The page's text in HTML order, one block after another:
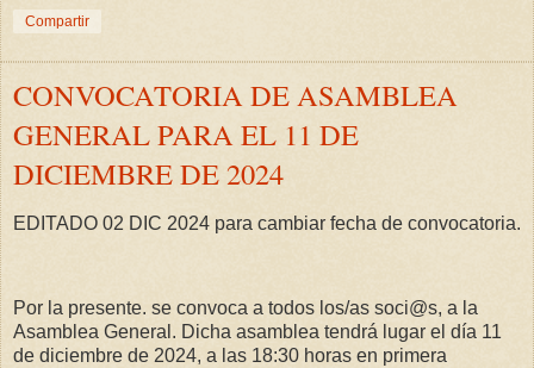
Compartir
CONVOCATORIA DE ASAMBLEA
GENERAL PARA EL 11 DE
DICIEMBRE DE 2024
EDITADO 02 DIC 2024 para cambiar fecha de convocatoria.
Por la presente. se convoca a todos los/as soci@s, a la
Asamblea General. Dicha asamblea tendrá lugar el día 11
de diciembre de 2024, a las 18:30 horas en primera